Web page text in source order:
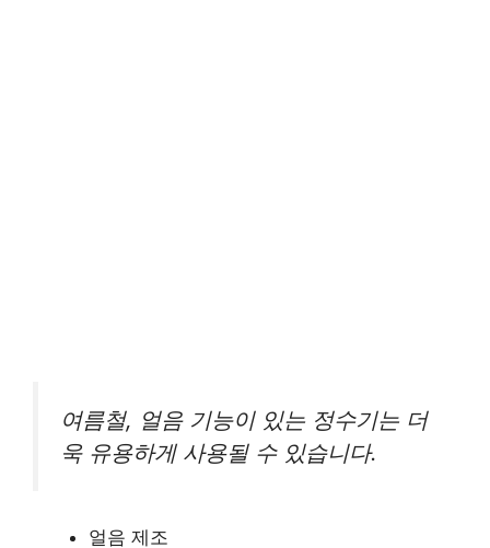
여름철, 얼음 기능이 있는 정수기는 더
욱 유용하게 사용될 수 있습니다.
얼음 제조